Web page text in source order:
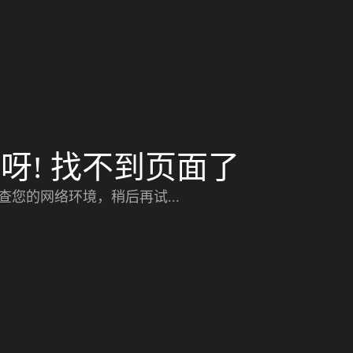
! 找不到页面了
您的网络环境，稍后再试...